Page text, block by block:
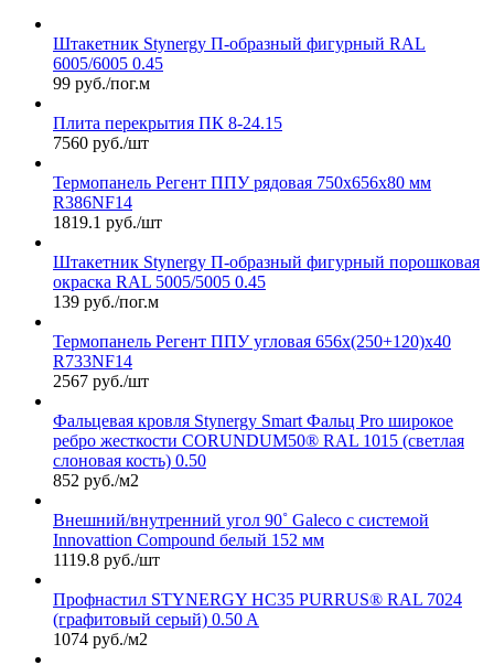
Штакетник Stynergy П-образный фигурный RAL
6005/6005 0.45
99 руб./пог.м
Плита перекрытия ПК 8-24.15
7560 руб./шт
Термопанель Регент ППУ рядовая 750х656х80 мм
R386NF14
1819.1 руб./шт
Штакетник Stynergy П-образный фигурный порошковая
окраска RAL 5005/5005 0.45
139 руб./пог.м
Термопанель Регент ППУ угловая 656х(250+120)х40
R733NF14
2567 руб./шт
Фальцевая кровля Stynergy Smart Фальц Pro широкое
ребро жесткости CORUNDUM50® RAL 1015 (светлая
слоновая кость) 0.50
852 руб./м2
Внешний/внутренний угол 90˚ Galeco с системой
Innovattion Compound белый 152 мм
1119.8 руб./шт
Профнастил STYNERGY НС35 PURRUS® RAL 7024
(графитовый серый) 0.50 A
1074 руб./м2